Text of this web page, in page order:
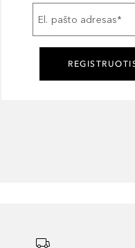
El. pašto adresas*